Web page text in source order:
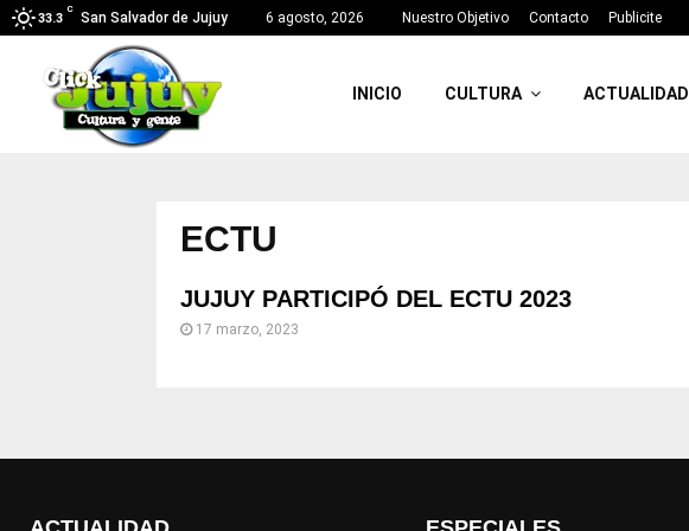
33.3
C
San Salvador de Jujuy 6 agosto, 2026 Nuestro Objetivo Contacto Publicite
INICIO CULTURA ACTUALIDAD
ECTU
JUJUY PARTICIPÓ DEL ECTU 2023
17 marzo, 2023